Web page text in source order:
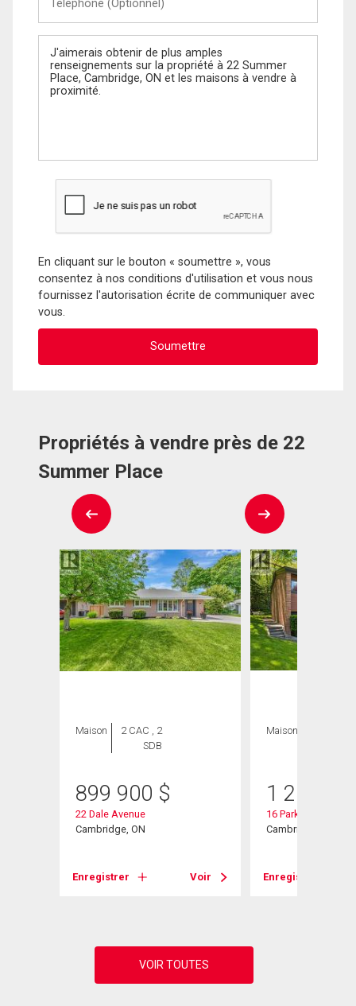
(Optionnel)
Message
En cliquant sur le bouton « soumettre », vous
consentez à nos conditions d'utilisation et vous nous
fournissez l'autorisation écrite de communiquer avec
vous.
Propriétés à vendre près de 22
Summer Place
Maison
2 CAC , 2
SDB
899 900 $
22 Dale Avenue
Cambridge, ON
Enregistrer Voir
Maison
1 250
16 Parkwood Drive
Cambridge, ON
Enregistrer